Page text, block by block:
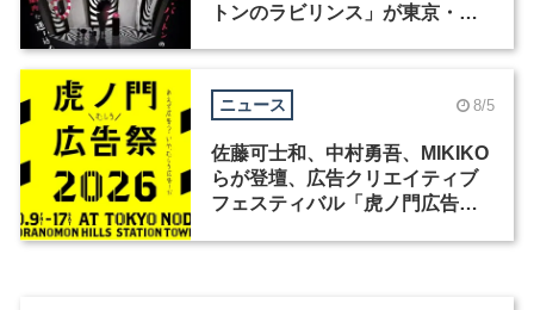
トンのラビリンス」が東京・豊
ニュース 8/5
佐藤可士和、中村勇吾、MIKIKO
らが登壇、広告クリエイティブ
フェスティバル「虎ノ門広告